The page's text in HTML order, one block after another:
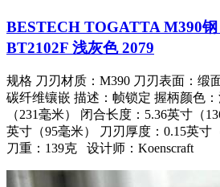
BESTECH TOGATTA M390
BT2102F 浅灰色 2079
规格 刀刃材质：M390 刀刃表面：缎
碳纤维镶嵌 描述：帧锁定 握柄颜色
（231毫米） 闭合长度：5.36英寸（
英寸（95毫米） 刀刃厚度：0.15英寸
刀重：139克 设计师：Koenscraft